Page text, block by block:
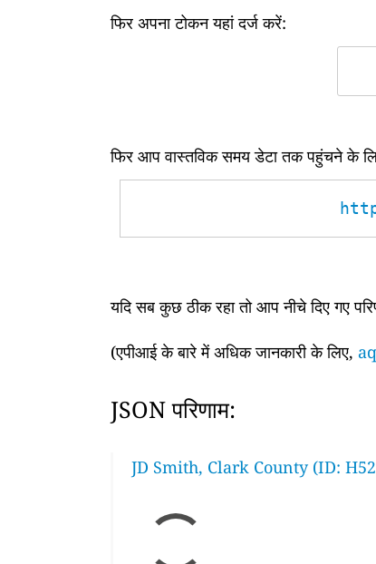
फिर अपना टोकन यहां दर्ज करें:
फिर आप वास्तविक समय डेटा तक पहुंचने के
यदि सब कुछ ठीक रहा तो आप नीचे दिए गए
(एपीआई के बारे में अधिक जानकारी के लिए,
JSON परिणाम:
JD Smith, Clark County (ID: